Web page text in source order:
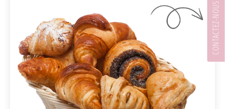
CONTACTEZ-NOUS